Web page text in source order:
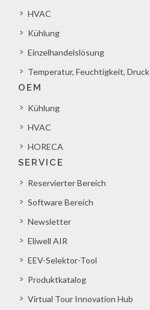
HVAC
Kühlung
Einzelhandelslösung
Temperatur, Feuchtigkeit, Druck
OEM
Kühlung
HVAC
HORECA
SERVICE
Reservierter Bereich
Software Bereich
Newsletter
Eliwell AIR
EEV-Selektor-Tool
Produktkatalog
Virtual Tour Innovation Hub